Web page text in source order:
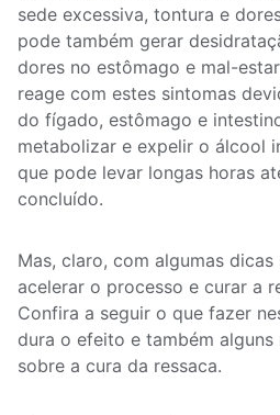
sede excessiva, tontura e
pode também gerar
dores no estômago e mal-
reage com estes sintomas
do fígado, estômago e
metabolizar e expelir o álcool
que pode levar longas horas
concluído.
Mas, claro, com algumas
acelerar o processo e curar a
Confira a seguir o que fazer
dura o efeito e também
sobre a cura da ressaca.